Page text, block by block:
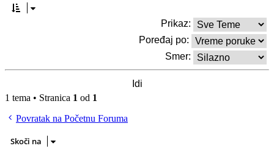
Prikaz:
Poređaj po:
Smer:
1 tema • Stranica 1 od 1
Povratak na Početnu Foruma
Skoči na